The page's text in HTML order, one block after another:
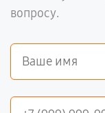
вопросу.